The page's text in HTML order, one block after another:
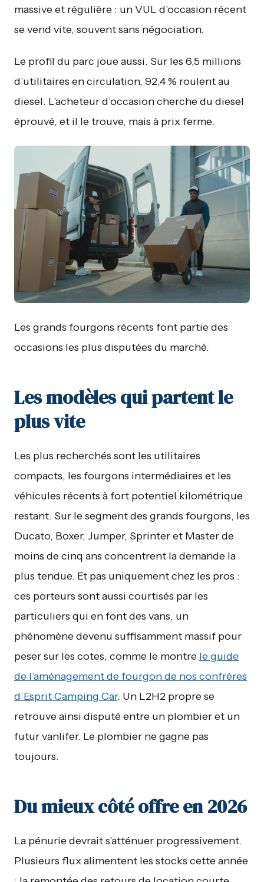
massive et régulière : un VUL d’occasion récent
se vend vite, souvent sans négociation.
Le profil du parc joue aussi. Sur les 6,5 millions
d’utilitaires en circulation, 92,4 % roulent au
diesel. L’acheteur d’occasion cherche du diesel
éprouvé, et il le trouve, mais à prix ferme.
Les grands fourgons récents font partie des
occasions les plus disputées du marché.
Les modèles qui partent le
plus vite
Les plus recherchés sont les utilitaires
compacts, les fourgons intermédiaires et les
véhicules récents à fort potentiel kilométrique
restant. Sur le segment des grands fourgons, les
Ducato, Boxer, Jumper, Sprinter et Master de
moins de cinq ans concentrent la demande la
plus tendue. Et pas uniquement chez les pros :
ces porteurs sont aussi courtisés par les
particuliers qui en font des vans, un
phénomène devenu suffisamment massif pour
peser sur les cotes, comme le montre le guide
de l’aménagement de fourgon de nos confrères
d’Esprit Camping Car. Un L2H2 propre se
retrouve ainsi disputé entre un plombier et un
futur vanlifer. Le plombier ne gagne pas
toujours.
Du mieux côté offre en 2026
La pénurie devrait s’atténuer progressivement.
Plusieurs flux alimentent les stocks cette année